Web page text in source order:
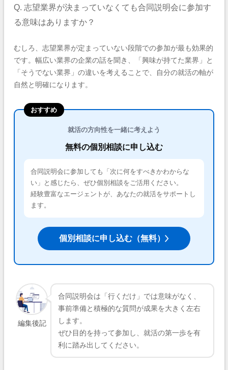
Q. 志望業界が決まっていなくても合同説明会に参加す
る意味はありますか？
むしろ、志望業界が定まっていない段階での参加が最も効果的
です。幅広い業界の企業の話を聞き、「興味が持てた業界」と
「そうでない業界」の違いを考えることで、自分の就活の軸が
自然と明確になります。
おすすめ
就活の方向性を一緒に考えよう
無料の個別相談に申し込む
合同説明会に参加しても「次に何をすべきかわからな
い」と感じたら、ぜひ個別相談をご活用ください。
経験豊富なエージェントが、あなたの就活をサポートし
ます。
個別相談に申し込む（無料）
編集後記
合同説明会は「行くだけ」では意味がなく、
事前準備と積極的な質問が成果を大きく左右
します。
ぜひ目的を持って参加し、就活の第一歩を有
利に踏み出してください。